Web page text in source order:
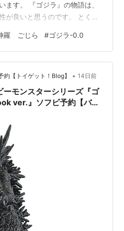
ます。 『ゴジラ』の物語は、
が良いと思うのです。 とくに
のものに見えるでしょう。 演
ごじら）』としたいですね。
をそのまま使うのではなく、
ような題名になります。 大戸
ジラは「呉爾羅（ゴジラ）」
羅 ごじら #ゴジラ-0.0
約【トイゲット！Blog】 • 14日前
ーモンスターシリーズ『ゴ
ver.』ソフビ予約【バン